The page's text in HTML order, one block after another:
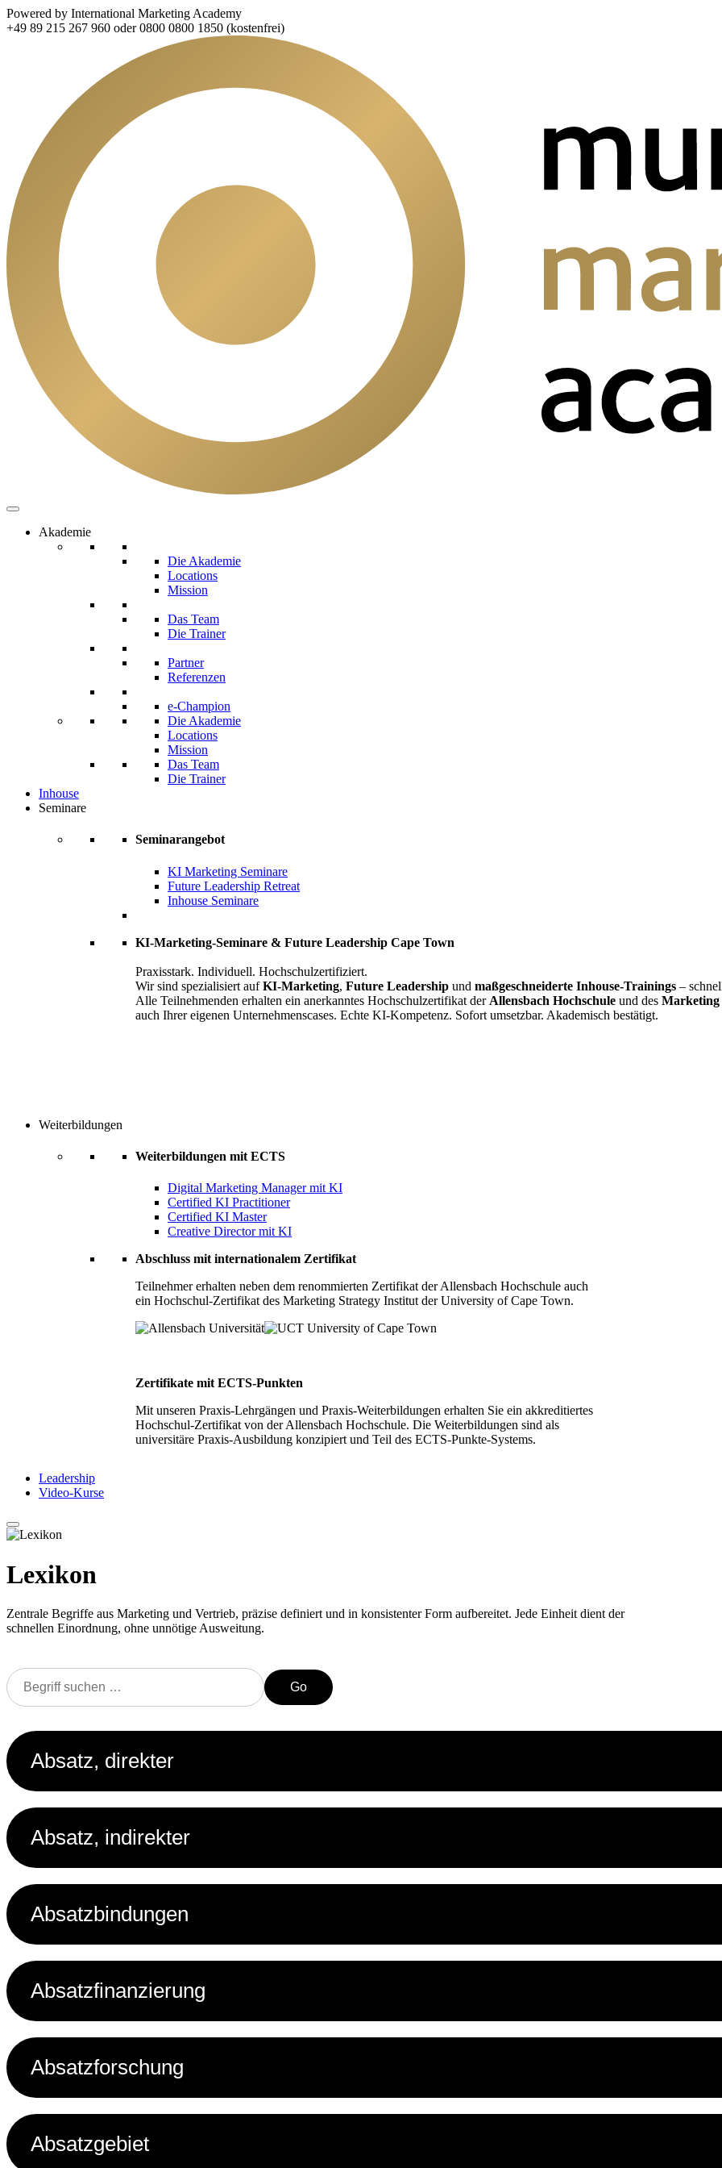
Powered by International Marketing Academy
+49 89 215 267 960 oder 0800 0800 1850 (kostenfrei)
Akademie
Die Akademie
Locations
Mission
Das Team
Die Trainer
Partner
Referenzen
e-Champion
Die Akademie
Locations
Mission
Das Team
Die Trainer
Inhouse
Seminare
Seminarangebot
KI Marketing Seminare
Future Leadership Retreat
Inhouse Seminare
KI-Marketing-Seminare & Future Leadership Cape Town
Praxisstark. Individuell. Hochschulzertifiziert.
Wir sind spezialisiert aufKI-Marketing, Future Leadership und maßgeschneiderte Inhouse-Trainings –
Alle Teilnehmenden erhalten ein anerkanntes Hochschulzertifikat der Allensbach Hochschule und des Marketing
auch Ihrer eigenen Unternehmenscases. Echte KI-Kompetenz. Sofort umsetzbar. Akademisch bestätigt.
Weiterbildungen
Weiterbildungen mit ECTS
Digital Marketing Manager mit KI
Certified KI Practitioner
Certified KI Master
Creative Director mit KI
Abschluss mit internationalem Zertifikat
Teilnehmer erhalten neben dem renommierten Zertifikat der Allensbach Hochschule auch
ein Hochschul-Zertifikat des Marketing Strategy Institut der University of Cape Town.
Zertifikate mit ECTS-Punkten
Mit unseren Praxis-Lehrgängen und Praxis-Weiterbildungen erhalten Sie ein akkreditiertes
Hochschul-Zertifikat von der Allensbach Hochschule. Die Weiterbildungen sind als
universitäre Praxis-Ausbildung konzipiert und Teil des ECTS-Punkte-Systems.
Leadership
Video-Kurse
Lexikon
Zentrale Begriffe aus Marketing und Vertrieb, präzise definiert und in konsistenter Form aufbereitet. Jede Einheit dient der
schnellen Einordnung, ohne unnötige Ausweitung.
Go
Absatz, direkter
Absatz, indirekter
Absatzbindungen
Absatzfinanzierung
Absatzforschung
Absatzgebiet